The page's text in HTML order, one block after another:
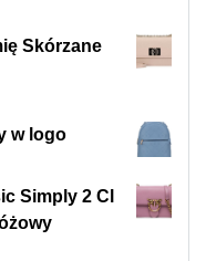
Skórzane
w logo
Simply 2 Cl